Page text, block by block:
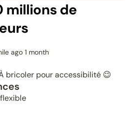
millions de
ago 1 month
bricoler pour accessibilité 😉